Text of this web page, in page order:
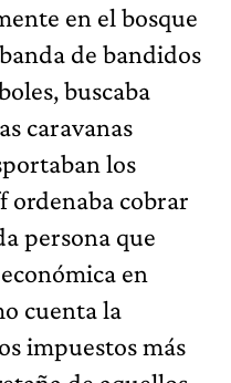
en el bosque
de bandidos
buscaba
caravanas
los
ordenaba cobrar
persona que
en
cuenta la
impuestos más